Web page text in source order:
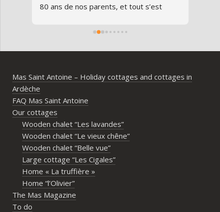
80 ans de nos parents, et tout s’est
domaine est superbe, très bien
différents gîtes permettent à chacun
d’avoir son espace tout en gardant un
vrai lieu de rassemblement pour
partager les repas et les activités.Un
immense merci également aux
propriétaires pour leur disponibilité, leur
écoute et leur gentillesse tout au long de
l’organisation. Nous avons été très bien
accompagnés avant le week-end avec de
nombreux conseils utiles, aussi bien pour
les prestataires que pour l’organisation
Mas Saint Antoine – Holiday cottages and cottages in
Ardèche
FAQ Mas Saint Antoine
Our cottages
Wooden chalet “Les lavandes”
Wooden chalet “Le vieux chêne”
Wooden chalet “Belle vue”
Large cottage “Les Cigales”
Home « La truffière »
Home “l’Olivier”
The Mas Magazine
To do